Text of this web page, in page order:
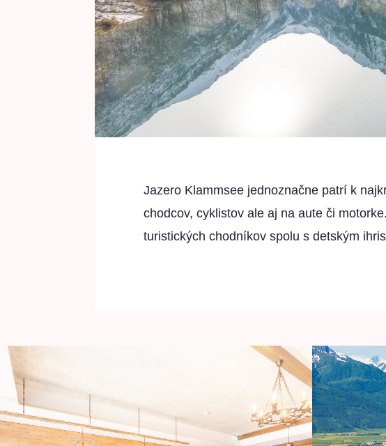
Jazero Klammsee jednoznačne patrí k
chodcov, cyklistov ale aj na aute či
turistických chodníkov spolu s detským